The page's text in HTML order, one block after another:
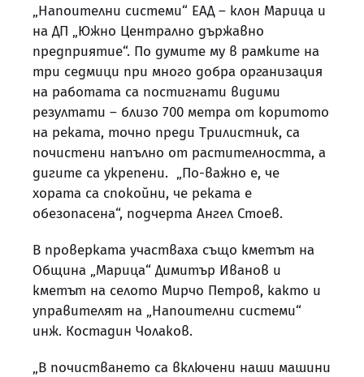
„Напоителни системи“ ЕАД – клон Марица и
на ДП „Южно Централно държавно
предприятие“. По думите му в рамките на
три седмици при много добра организация
на работата са постигнати видими
резултати – близо 700 метра от коритото
на реката, точно преди Трилистник, са
почистени напълно от растителността, а
дигите са укрепени. „По-важно е, че
хората са спокойни, че реката е
обезопасена“, подчерта Ангел Стоев.
В проверката участваха също кметът на
Община „Марица“ Димитър Иванов и
кметът на селото Мирчо Петров, както и
управителят на „Напоителни системи“
инж. Костадин Чолаков.
„В почистването са включени наши машини